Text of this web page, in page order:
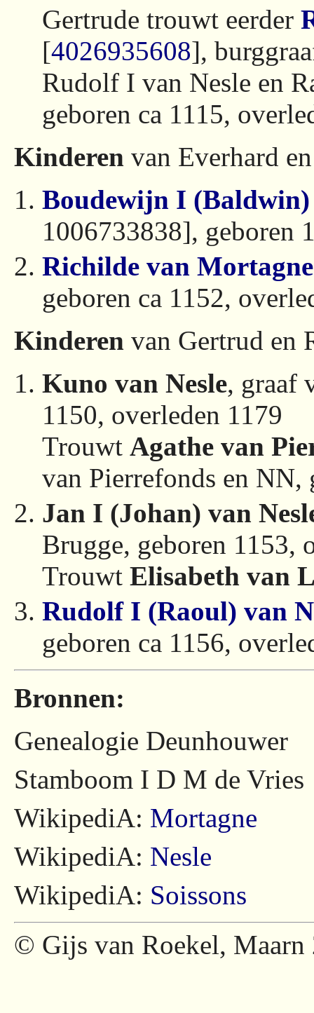
Gertrude trouwt eerder
[4026935608],
Rudolf I van Nesle en
geboren ca 1115,
Kinderen van Everhard
Boudewijn I
1006733838], geboren
Richilde van
geboren ca 1152,
Kinderen van Gertrud en
Kuno van Nesle, graaf
1150, overleden 1179
Trouwt Agathe van
van Pierrefonds en NN,
Jan I (Johan) van
Brugge, geboren 1153,
Trouwt Elisabeth van
Rudolf I (Raoul) van
geboren ca 1156,
Bronnen:
Genealogie Deunhouwer
Stamboom I D M de Vries
WikipediA: Mortagne
WikipediA: Nesle
WikipediA: Soissons
© Gijs van Roekel, Maarn